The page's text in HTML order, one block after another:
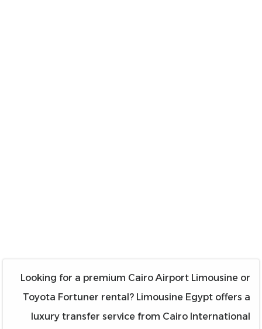
Looking for a premium Cairo Airport Limousine or
Toyota Fortuner rental? Limousine Egypt offers a
luxury transfer service from Cairo International